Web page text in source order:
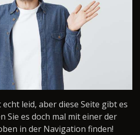
leid, aber diese Seite gibt es
Sie es doch mal mit einer der
in der Navigation finden!